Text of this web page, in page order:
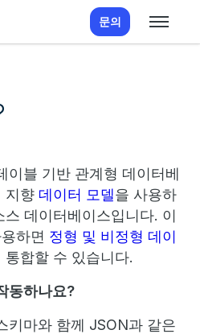
문의
이블 기반 관계형 데이터베
지향 데이터 모델을 사용하
데이터베이스입니다. 이
하면 정형 및 비정형 데이
합할 수 있습니다.
동하나요?
키마와 함께 JSON과 같은